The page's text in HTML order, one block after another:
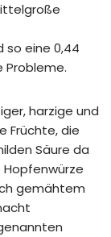
so eine 0,44
Probleme.
harzige und
Früchte, die
Säure da
gemähtem